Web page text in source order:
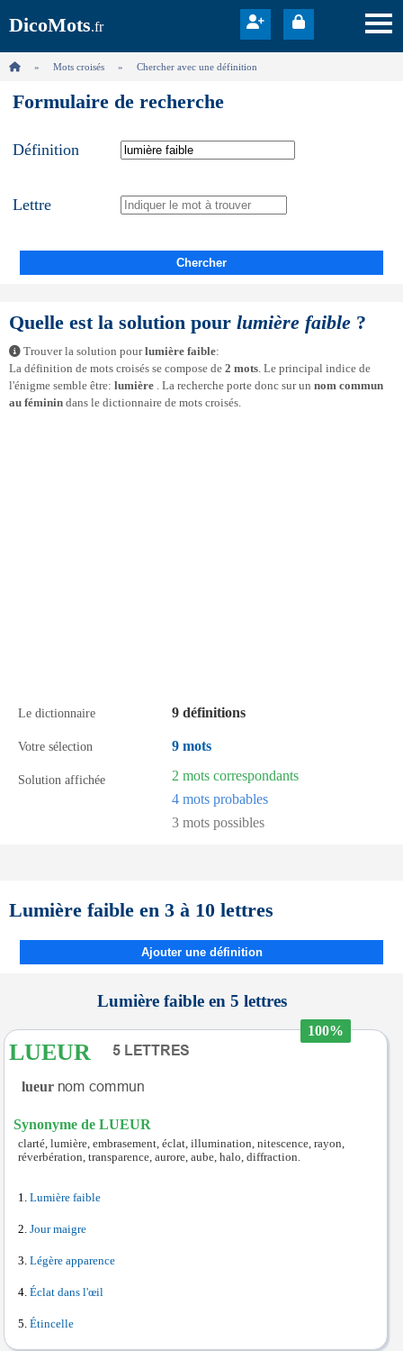
DicoMots.fr
Mots croisés Chercher avec une définition
Formulaire de recherche
Définition
Lettre
Chercher
Quelle est la solution pour lumière faible ?
Trouver la solution pourlumière faible:
La définition de mots croisés se compose de 2 mots. Le principal indice de
l'énigme semble être: lumière . La recherche porte donc sur un nom commun
au féminin dans le dictionnaire de mots croisés.
Le dictionnaire 9 définitions
Votre sélection 9 mots
Solution affichée
2 mots correspondants
4 mots probables
3 mots possibles
Lumière faible en 3 à 10 lettres
Ajouter une définition
Lumière faible en 5 lettres
100%
LUEUR
lueur
Synonyme de LUEUR
clarté, lumière, embrasement, éclat, illumination, nitescence, rayon,
réverbération, transparence, aurore, aube, halo, diffraction.
Lumière faible
Jour maigre
Légère apparence
Éclat dans l'œil
Étincelle